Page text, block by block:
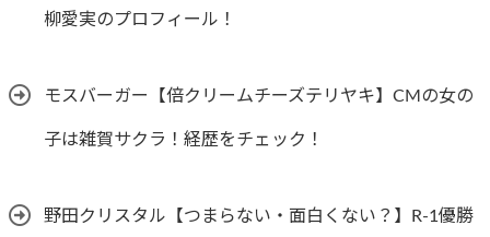
柳愛実のプロフィール！
モスバーガー【倍クリームチーズテリヤキ】CMの女の
子は雑賀サクラ！経歴をチェック！
野田クリスタル【つまらない・面白くない？】R-1優勝